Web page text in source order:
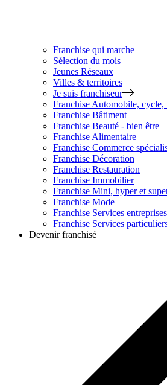
Franchise qui marche
Sélection du mois
Jeunes Réseaux
Villes & territoires
Je suis franchiseur
Franchise Automobile, cycle,
Franchise Bâtiment
Franchise Beauté - bien être
Franchise Alimentaire
Franchise Commerce
Franchise Décoration
Franchise Restauration
Franchise Immobilier
Franchise Mini, hyper et
Franchise Mode
Franchise Services entreprises
Franchise Services
Devenir franchisé